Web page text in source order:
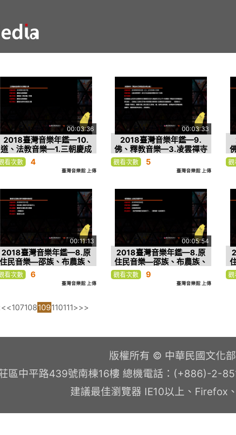
00:03:36
2018臺灣音樂年鑑—10.
道、法教音樂—1.三朝慶成
謝恩祈安清醮大典
看次數 4
臺灣音樂館 上傳
00:03:33
2018臺灣音樂年鑑—9.
佛、釋教音樂—3.凌雲禪寺
「釋迦牟尼佛聖誕浴佛法
觀看次數 5
臺灣音樂館 上傳
觀
00:11:13
2018臺灣音樂年鑑—8.原
住民音樂—邵族、布農族、
瑪蘭族、賽德克族—4.賽
克族 賽德克巴蘭社青年舞
看次數 6
臺灣音樂館 上傳
00:05:54
2018臺灣音樂年鑑—8.原
住民音樂—邵族、布農族、
噶瑪蘭族、賽德克族—3.噶
瑪蘭族 立德部落豐年祭
觀看次數 9
臺灣音樂館 上傳
觀
<107108109110111>>>
版權所有 © 中華民國文化部
區中平路439號南棟16樓 總機電話：(+886)-2-
建議最佳瀏覽器 IE10以上、Firefox